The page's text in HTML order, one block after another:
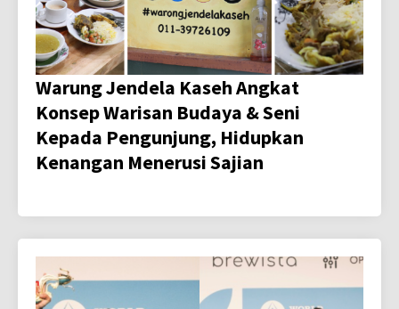
Warung Jendela Kaseh Angkat
Konsep Warisan Budaya & Seni
Kepada Pengunjung, Hidupkan
Kenangan Menerusi Sajian